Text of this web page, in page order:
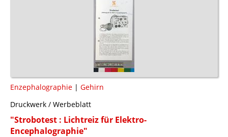
Enzephalographie | Gehirn
Druckwerk / Werbeblatt
"Strobotest : Lichtreiz für Elektro-
Encephalographie"